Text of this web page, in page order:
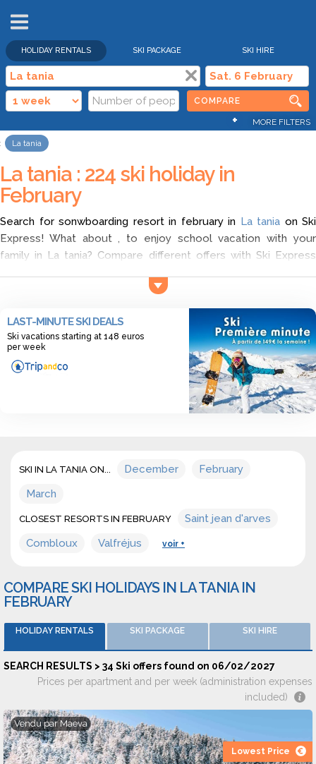
HOLIDAY RENTALS SKI PACKAGE SKI HIRE
COMPARE
+ MORE FILTERS
La tania
La tania : 224 ski holiday in
February
Search for sonwboarding resort in february in La tania on Ski
Express! What about , to enjoy school vacation with your
family in La tania? Compare different offers with Ski Express
according to your wish. Find the cheapest ski deals for ski
holidays in La tania, and discover a wide range of offers for
sonwboarding resort in february in La tania.
LAST-MINUTE SKI DEALS
Ski vacations starting at 148 euros
per week
SKI IN LA TANIA ON... December
February
March
CLOSEST RESORTS IN FEBRUARY
Saint jean d'arves
Combloux
Valfréjus voir +
COMPARE SKI HOLIDAYS IN LA TANIA IN
FEBRUARY
HOLIDAY RENTALS SKI PACKAGE SKI HIRE
SEARCH RESULTS > 34 Ski offers found on 06/02/2027
Prices per apartment and per week (administration expenses
included)
Lowest Price
Vendu parMaeva